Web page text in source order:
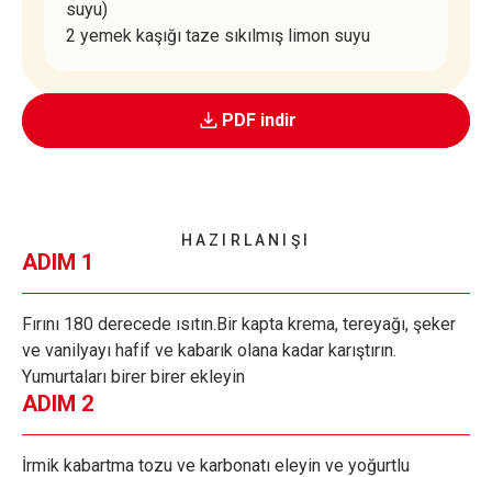
suyu)
2 yemek kaşığı taze sıkılmış limon suyu
PDF indir
HAZIRLANIŞI
ADIM 1
Fırını 180 derecede ısıtın.Bir kapta krema, tereyağı, şeker
ve vanilyayı hafif ve kabarık olana kadar karıştırın.
Yumurtaları birer birer ekleyin
ADIM 2
İrmik kabartma tozu ve karbonatı eleyin ve yoğurtlu